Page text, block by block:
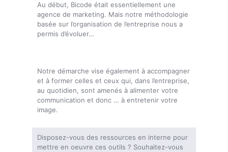
Au début, Bicode était essentiellement une
agence de marketing. Mais notre méthodologie
basée sur l’organisation de l’entreprise nous a
permis d’évoluer…
Notre démarche vise également à accompagner
et à former celles et ceux qui, dans l’entreprise,
au quotidien, sont amenés à alimenter votre
communication et donc … à entretenir votre
image.
Disposez-vous des ressources en interne pour
mettre en oeuvre ces outils ? Souhaitez-vous